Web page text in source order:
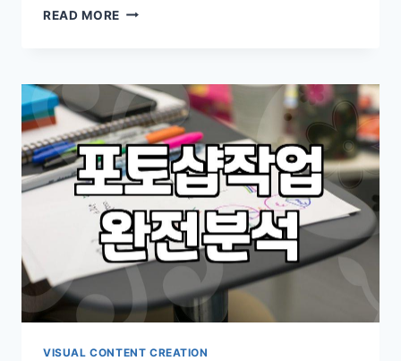
READ MORE 비
미
지
를
벡
터
파
일
로
바
꾸
실
인
VISUAL CONTENT CREATION